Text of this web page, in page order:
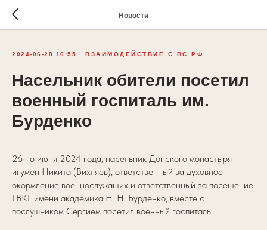
Новости
2024-06-28 16:55 ВЗАИМОДЕЙСТВИЕ С ВС РФ
Насельник обители посетил
военный госпиталь им.
Бурденко
26-го июня 2024 года, насельник Донского монастыря
игумен Никита (Вихляев), ответственный за духовное
окормление военнослужащих и ответственный за посещение
ГВКГ имени академика Н. Н. Бурденко, вместе с
послушником Сергием посетил военный госпиталь.